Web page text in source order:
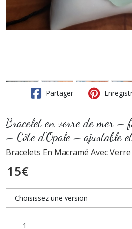
Partager
Bracelet en verre de mer –
– Côte d’Opale – ajustable
Bracelets En Macramé Avec
15€